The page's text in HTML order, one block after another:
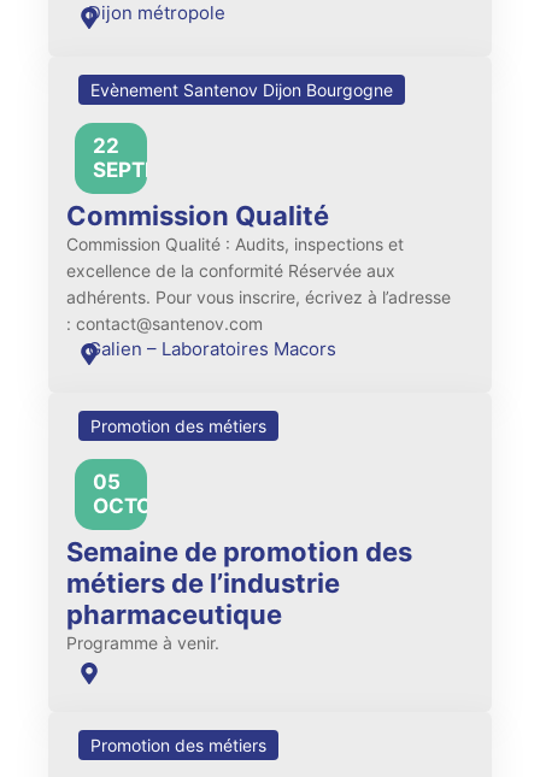
Dijon métropole
Evènement Santenov Dijon Bourgogne
22
SEPTEMBRE
Commission Qualité
Commission Qualité : Audits, inspections et
excellence de la conformité Réservée aux
adhérents. Pour vous inscrire, écrivez à l’adresse
: contact@santenov.com
Galien – Laboratoires Macors
Promotion des métiers
05
OCTOBRE
Semaine de promotion des
métiers de l’industrie
pharmaceutique
Programme à venir.
Promotion des métiers